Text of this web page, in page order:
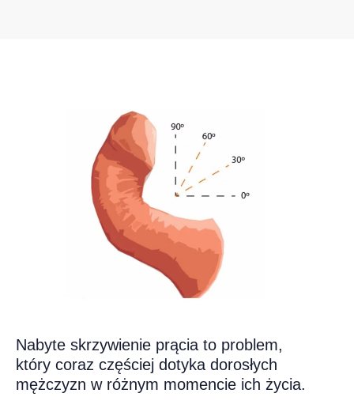
Nabyte skrzywienie prącia to problem,
który coraz częściej dotyka dorosłych
mężczyzn w różnym momencie ich życia.